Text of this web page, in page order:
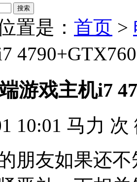
搜索
置是： 首页 >
4790+GTX760
游戏主机i7
10:01 马力 次
朋友如果还